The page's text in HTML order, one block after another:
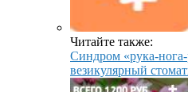
Читайте также:
Синдром «рука-
везикулярный